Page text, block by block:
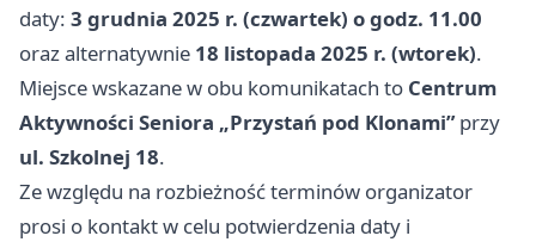
daty: 3 grudnia 2025 r. (czwartek) o godz. 11.00
oraz alternatywnie 18 listopada 2025 r. (wtorek).
Miejsce wskazane w obu komunikatach to Centrum
Aktywności Seniora „Przystań pod Klonami”przy
ul. Szkolnej 18.
Ze względu na rozbieżność terminów organizator
prosi o kontakt w celu potwierdzenia daty i